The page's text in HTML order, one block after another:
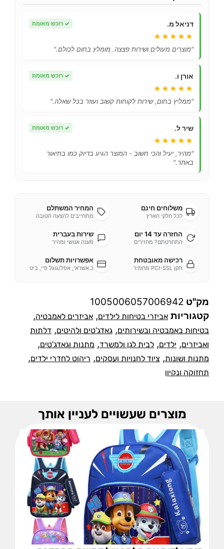
דניאל מ. ✓ רוכש מאומת
★★★★★
"מוצרים מעולים ושירות פצצה. מומלץ בחום לכולם."
אורן ו. ✓ רוכש מאומת
★★★★★
"ממליץ בחום, שירות לקוחות קשוב ועוזר בכל שאלה."
שיר ל. ✓ רוכש מאומת
★★★★★
"מהיר, יעיל והכי חשוב - המוצר הגיע בדיוק כמו בתיאור
באתר."
משלוחים חינם
לכל חלקי הארץ
המחיר המשתלם
מתחייבים להצעה הטובה
החזרה עד 14 יום
התחרטתם? מחזירים
שירות בעברית
מענה אנושי ומהיר
רכישה מאובטחת
תקן PCI-SSL מחמיר
אפשרויות תשלום
כ.אשראי, אפל/גוגל פיי, ביט
מק"ט 1005006057006942
קטגוריות אביזרי בטיחות לילדים, אביזרים לאמבטיה,
בטיחות באמבטיה ובשירותים, גאדג'טים ולהיטים, דלתות
ואביזרים, ילדים, לבית לגן ולמשרד, מתנות וגאדג'טים,
מתנות ושונות, ציוד לחנויות ועסקים, ריהוט לחדרי ילדים,
תחזוקה ונקיון
מוצרים שעשויים לעניין אותך